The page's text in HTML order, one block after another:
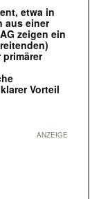
etwa in
aus einer
zeigen ein
Vorteil
ANZEIGE